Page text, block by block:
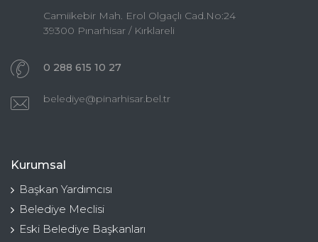
Camiikebir Mah. Erol Olgaçlı Cad.No:24
39300 Pınarhisar / Kırklareli
0 288 615 10 27
belediye@pinarhisar.bel.tr
Kurumsal
Başkan Yardımcısı
Belediye Meclisi
Eski Belediye Başkanları